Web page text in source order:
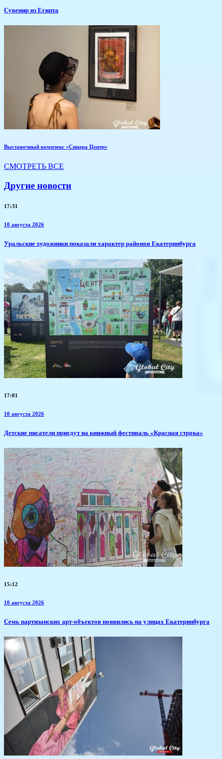
Сувенир из Египта
Выставочный комплекс «Синара Центр»
СМОТРЕТЬ ВСЕ
Другие новости
17:31
10 августа 2026
Уральские художники показали характер районов Екатеринбурга
17:01
10 августа 2026
​Детские писатели приедут на книжный фестиваль «Красная строка»
15:12
10 августа 2026
Семь партизанских арт-объектов появились на улицах Екатеринбурга